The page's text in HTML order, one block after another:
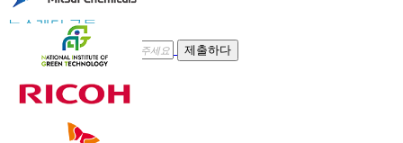
뉴스레터 구독
제출하다
신뢰하다 온라인